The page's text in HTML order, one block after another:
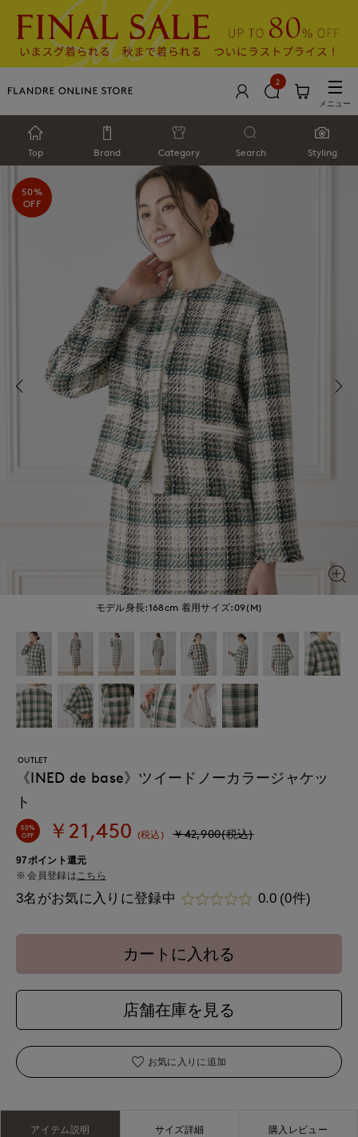
2
メニュー
Top Brand Category Search Styling
モデル身長:168cm 着用サイズ:09(M)
50%
OFF
OUTLET
《INED de base》ツイードノーカラージャケッ
ト
50%
OFF
￥21,450 (税込) ￥42,900(税込)
97ポイント還元
会員登録は こちら
3名がお気に入りに登録中 0.0 (0件)
カートに入れる
店舗在庫を見る
お気に入りに追加
アイテム説明 サイズ詳細 購入レビュー